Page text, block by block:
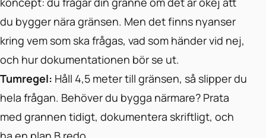
du bygger nära gränsen. Men det finns nyanser
kring vem som ska frågas, vad som händer vid nej,
och hur dokumentationen bör se ut.
Tumregel: Håll 4,5 meter till gränsen, så slipper du
hela frågan. Behöver du bygga närmare? Prata
med grannen tidigt, dokumentera skriftligt, och